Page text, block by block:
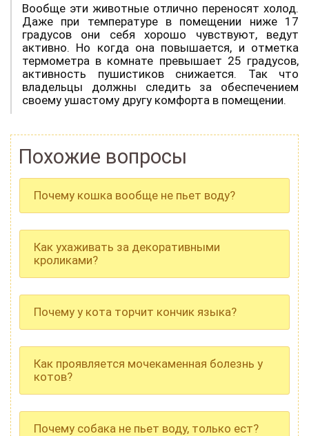
Вообще эти животные отлично переносят холод.
Даже при температуре в помещении ниже 17
градусов они себя хорошо чувствуют, ведут
активно. Но когда она повышается, и отметка
термометра в комнате превышает 25 градусов,
активность пушистиков снижается. Так что
владельцы должны следить за обеспечением
своему ушастому другу комфорта в помещении.
Похожие вопросы
Почему кошка вообще не пьет воду?
Как ухаживать за декоративными
кроликами?
Почему у кота торчит кончик языка?
Как проявляется мочекаменная болезнь у
котов?
Почему собака не пьет воду, только ест?